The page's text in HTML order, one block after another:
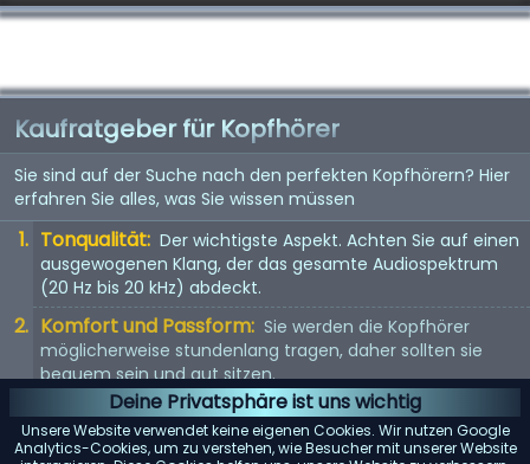
Deine Privatsphäre ist uns wichtig
Unsere Website verwendet keine eigenen Cookies. Wir nutzen Google
Analytics-Cookies, um zu verstehen, wie Besucher mit unserer Website
Kaufratgeber für Kopfhörer
Sie sind auf der Suche nach den perfekten Kopfhörern? Hier
erfahren Sie alles, was Sie wissen müssen
Tonqualität: Der wichtigste Aspekt. Achten Sie auf einen
ausgewogenen Klang, der das gesamte Audiospektrum
(20 Hz bis 20 kHz) abdeckt.
Komfort und Passform: Sie werden die Kopfhörer
möglicherweise stundenlang tragen, daher sollten sie
bequem sein und gut sitzen.
Kopfhörertyp: In-Ear, On-Ear oder Over-Ear? Jeder Typ
hat seine Vor- und Nachteile. Wählen Sie entsprechend